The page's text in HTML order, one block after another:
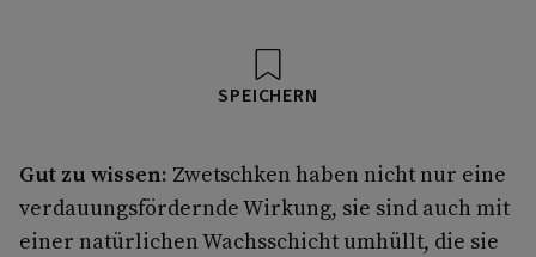
SPEICHERN
Gut zu wissen: Zwetschken haben nicht nur eine
verdauungsfördernde Wirkung, sie sind auch mit
einer natürlichen Wachsschicht umhüllt, die sie